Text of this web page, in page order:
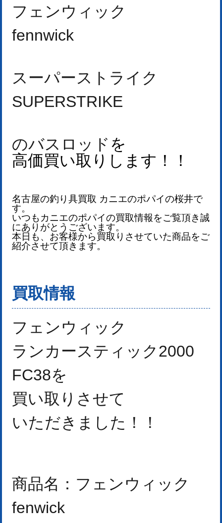
フェンウィック
fennwick
スーパーストライク
SUPERSTRIKE
のバスロッド を
高価買い取りします！
！
名古屋の釣り具買取 カニエのポパイの桜井で
す。
いつもカニエのポパイの買取情報をご覧頂き誠
にありがとうございます。
本日も、お客様から買取りさせていた商品をご
紹介させて頂きます。
買取情報
フェンウィック
ランカースティック2000
FC38を
買い取りさせて
いただきました！
！
商品名：フェンウィック
fenwick